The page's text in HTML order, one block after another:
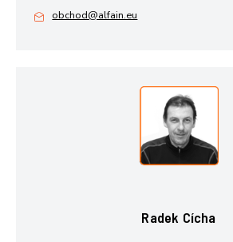
obchod@alfain.eu
Radek Cícha